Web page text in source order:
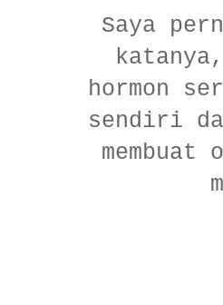
Saya
hormon
sendiri